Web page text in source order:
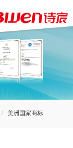
美洲国家商标